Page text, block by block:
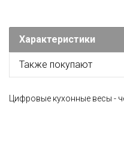
Характеристики
Также покупают
Цифровые кухонные весы -